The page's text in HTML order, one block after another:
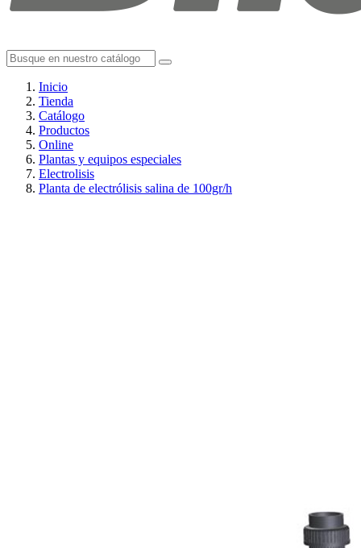
Inicio
Tienda
Catálogo
Productos
Online
Plantas y equipos especiales
Electrolisis
Planta de electrólisis salina de 100gr/h